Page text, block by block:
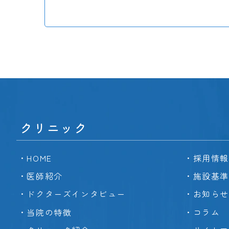
クリニック
HOME
医師紹介
ドクターズインタビュー
当院の特徴
採用情報
施設基準
お知らせ
コラム